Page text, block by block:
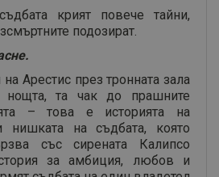
крият повече тайни,
подозират.
Арестис през тронната зала
нощта, та чак до прашните
– това е историята на
на съдбата, която
със сирената Калипсо
за амбиция, любов и